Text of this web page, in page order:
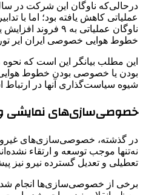
عملیاتی کاهش یافته بود؛ اما با
ناوگان عملیاتی به ۹
خطوط هوایی خصوصی ایران ایر
این مطلب بیانگر این است که
بودن یا خصوصی بودن خطوط
شیوه سیاست‌گذاری آنها در
خصوصی‌سازی‌های نمایشی
در گذشته، خصوصی‌سازی‌های
نه‌تنها موجب توسعه و ارتقاء
تعطیلی و تعدیل گسترده نیرو نیز
برخی از خصوصی‌سازی‌ها انجام شده